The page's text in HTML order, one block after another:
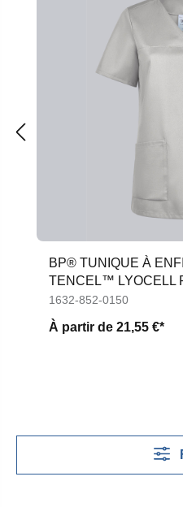
BP® TUNIQUE À
TENCEL™ LYOCELL
1632-852-0150
À partir de 21,55 €*